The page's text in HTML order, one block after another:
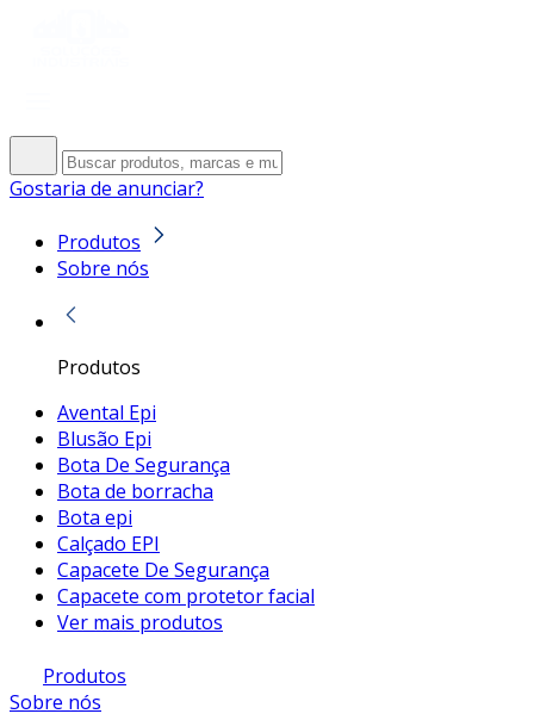
Gostaria de anunciar?
Produtos
Sobre nós
Produtos
Avental Epi
Blusão Epi
Bota De Segurança
Bota de borracha
Bota epi
Calçado EPI
Capacete De Segurança
Capacete com protetor facial
Ver mais produtos
Produtos
Sobre nós